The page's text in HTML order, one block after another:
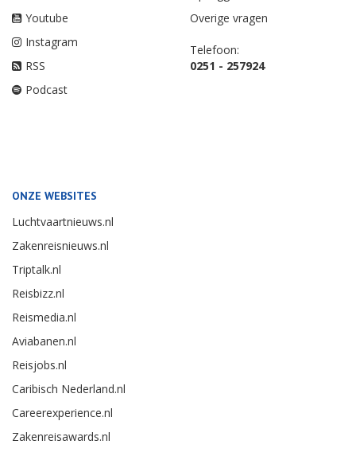
Youtube
Instagram
RSS
Podcast
Overige vragen
Telefoon:
0251 - 257924
ONZE WEBSITES
Luchtvaartnieuws.nl
Zakenreisnieuws.nl
Triptalk.nl
Reisbizz.nl
Reismedia.nl
Aviabanen.nl
Reisjobs.nl
Caribisch Nederland.nl
Careerexperience.nl
Zakenreisawards.nl